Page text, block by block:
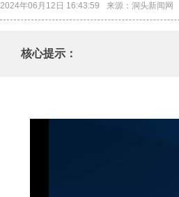
2024年06月12日 16:43:59 来源：洞头新闻网
核心提示：